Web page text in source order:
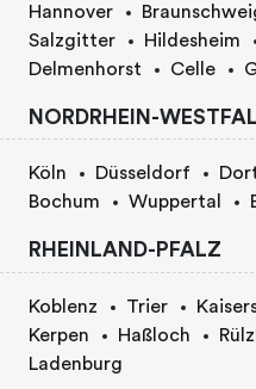
Hannover
Salzgitter
Hildesheim
Delmenhorst
Celle
NORDRHEIN-
Köln Düsseldorf
Bochum
Wuppertal
RHEINLAND-PFALZ
Koblenz Trier
Kerpen
Haßloch
Ladenburg